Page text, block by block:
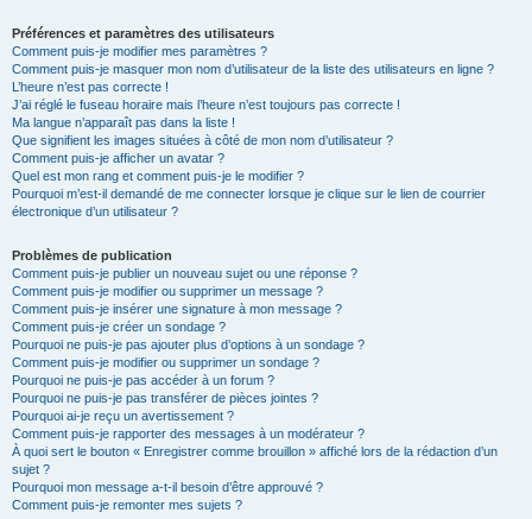
Préférences et paramètres des utilisateurs
Comment puis-je modifier mes paramètres ?
Comment puis-je masquer mon nom d’utilisateur de la liste des utilisateurs en ligne ?
L’heure n’est pas correcte !
J’ai réglé le fuseau horaire mais l’heure n’est toujours pas correcte !
Ma langue n’apparaît pas dans la liste !
Que signifient les images situées à côté de mon nom d’utilisateur ?
Comment puis-je afficher un avatar ?
Quel est mon rang et comment puis-je le modifier ?
Pourquoi m’est-il demandé de me connecter lorsque je clique sur le lien de courrier
électronique d’un utilisateur ?
Problèmes de publication
Comment puis-je publier un nouveau sujet ou une réponse ?
Comment puis-je modifier ou supprimer un message ?
Comment puis-je insérer une signature à mon message ?
Comment puis-je créer un sondage ?
Pourquoi ne puis-je pas ajouter plus d’options à un sondage ?
Comment puis-je modifier ou supprimer un sondage ?
Pourquoi ne puis-je pas accéder à un forum ?
Pourquoi ne puis-je pas transférer de pièces jointes ?
Pourquoi ai-je reçu un avertissement ?
Comment puis-je rapporter des messages à un modérateur ?
À quoi sert le bouton « Enregistrer comme brouillon » affiché lors de la rédaction d’un
sujet ?
Pourquoi mon message a-t-il besoin d’être approuvé ?
Comment puis-je remonter mes sujets ?